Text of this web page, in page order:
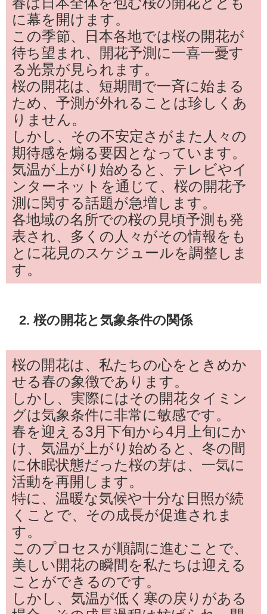
に幕を開けます。
この季節、日本各地では桜の開花が
待ち望まれ、開花予測に一喜一憂す
る光景が見られます。
桜の開花は、短期間で一斉に始まる
ため、予測が外れることは珍しくあ
りません。
しかし、その不安定さがまた人々の
期待感を煽る要因となっています。
気温が上がり始めると、テレビやイ
ンターネットを通じて、桜の開花予
測に関する話題が急増します。
各地域の名所での桜の見頃予測も発
表され、多くの人々がその情報をも
とに花見のスケジュールを調整しま
す。
2. 桜の開花と気象条件の関係
桜の開花は、私たちの心をときめか
せる春の象徴であります。
しかし、実際にはその開花タイミン
グは気象条件に非常に敏感です。
春を迎える3月下旬から4月上旬にか
け、気温が上がり始めると、冬の間
に休眠状態だった桜の芽は、一気に
活動を再開します。
特に、温暖な気候や十分な日照が続
くことで、その成長が促進されま
す。
このプロセスが順調に進むことで、
美しい開花の瞬間を私たちは迎える
ことができるのです。
しかし、気温が低く寒の戻りがある